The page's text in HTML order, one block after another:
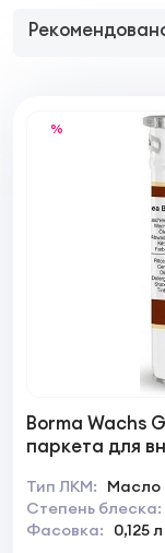
%
Borma Wachs
паркета для
Тип ЛКМ:
Масло
Степень блеска:
Фасовка:
0,125 л